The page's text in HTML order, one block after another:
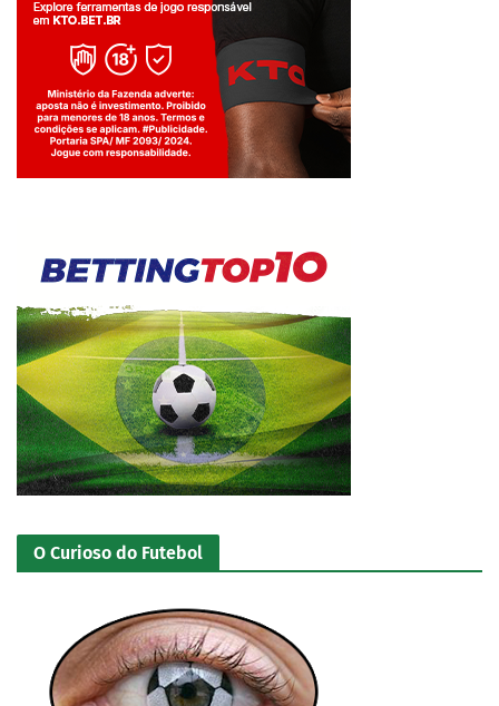
Jogue com responsabilidade. 18+
O Curioso do Futebol